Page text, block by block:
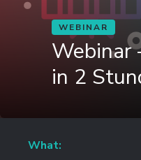
WEBINAR
Webinar
in 2
What: